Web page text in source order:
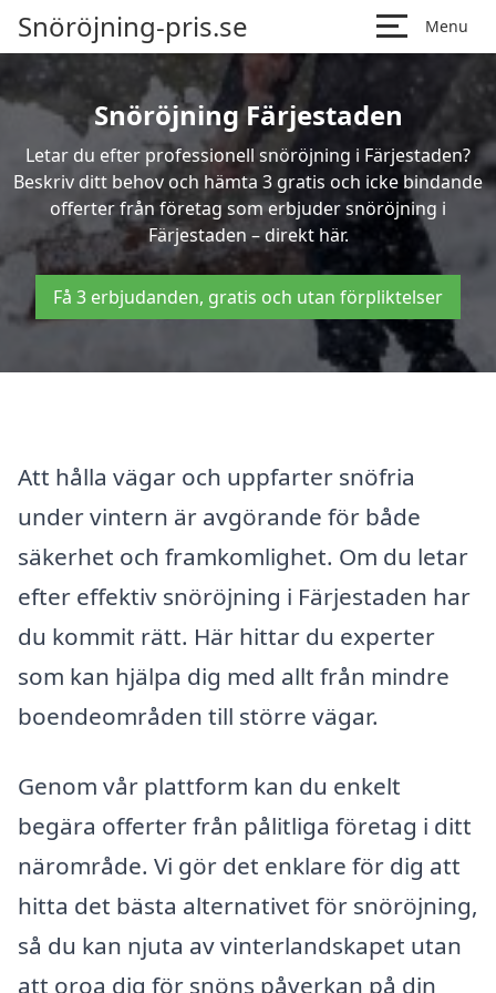
Snöröjning-pris.se Menu
Snöröjning Färjestaden
Letar du efter professionell snöröjning i Färjestaden?
Beskriv ditt behov och hämta 3 gratis och icke bindande
offerter från företag som erbjuder snöröjning i
Färjestaden – direkt här.
Få 3 erbjudanden, gratis och utan förpliktelser
Att hålla vägar och uppfarter snöfria
under vintern är avgörande för både
säkerhet och framkomlighet. Om du letar
efter effektiv snöröjning i Färjestaden har
du kommit rätt. Här hittar du experter
som kan hjälpa dig med allt från mindre
boendeområden till större vägar.
Genom vår plattform kan du enkelt
begära offerter från pålitliga företag i ditt
närområde. Vi gör det enklare för dig att
hitta det bästa alternativet för snöröjning,
så du kan njuta av vinterlandskapet utan
att oroa dig för snöns påverkan på din